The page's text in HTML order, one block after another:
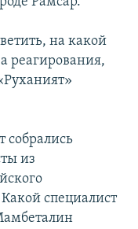
на какой
реагирования,
собрались
из
специалист